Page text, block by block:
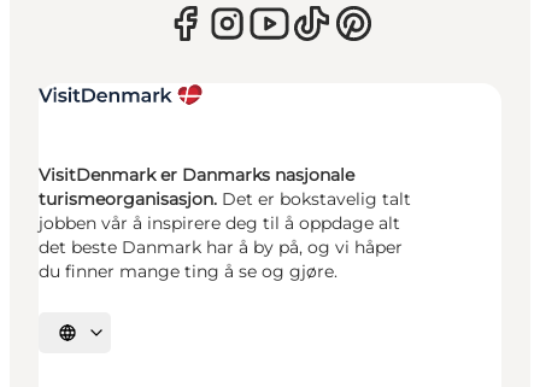
VisitDenmark er Danmarks nasjonale
turismeorganisasjon. Det er bokstavelig talt
jobben vår å inspirere deg til å oppdage alt
det beste Danmark har å by på, og vi håper
du finner mange ting å se og gjøre.
Velg språk